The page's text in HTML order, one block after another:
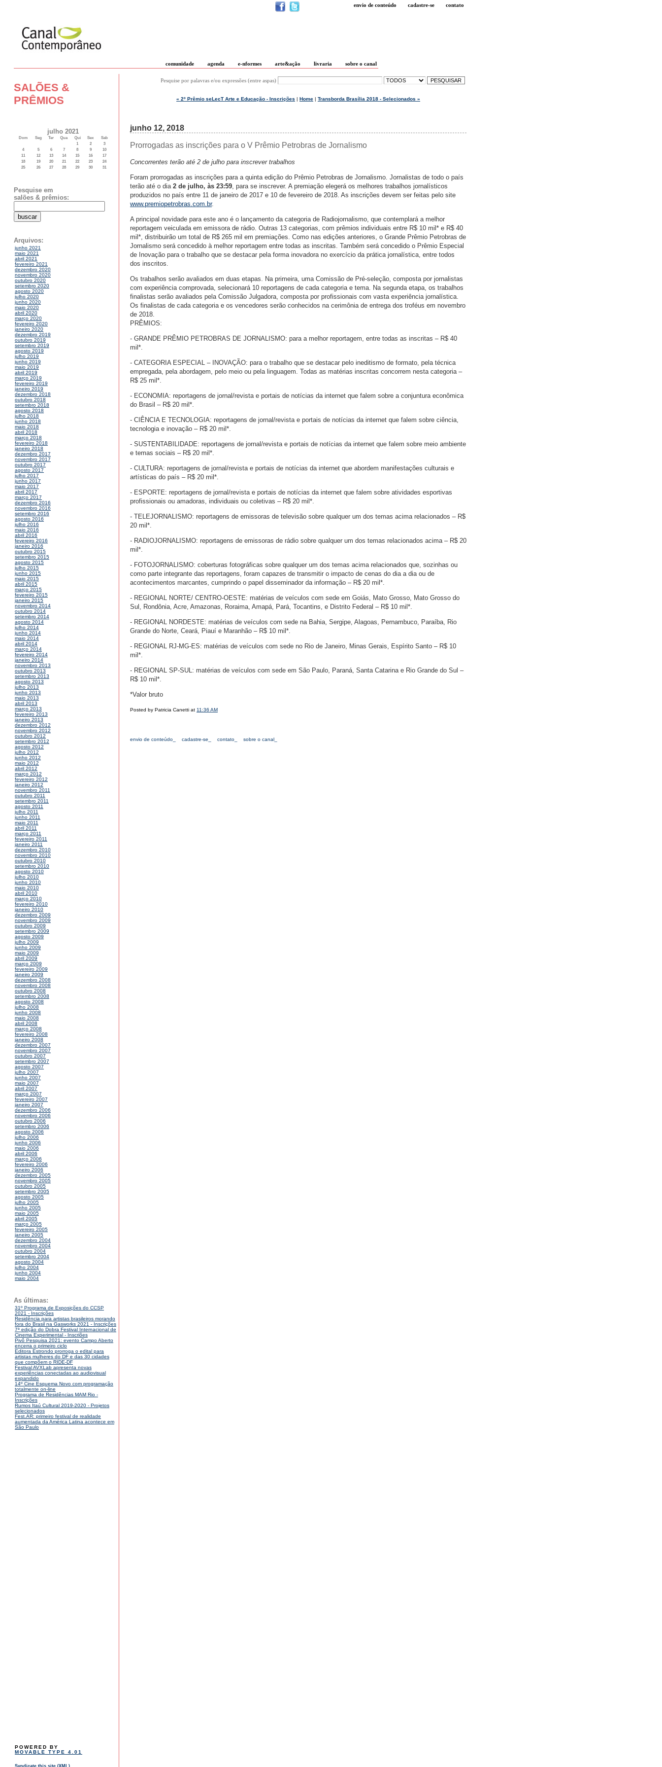
envio de conteúdo cadastre-se contato
comunidade agenda e-nformes arte&ação livraria sobre o canal
SALÕES &
PRÊMIOS
julho 2021
Dom Seg Ter Qua Qui Sex
Sab
1
2
3
4
5 6 7 8 9
10
11
12 13 14 15 16
17
18
19 20 21 22 23
24
25
26 27 28 29 30 31
Pesquise em
salões & prêmios:
Arquivos:
junho 2021
maio 2021
abril 2021
fevereiro 2021
dezembro 2020
novembro 2020
outubro 2020
setembro 2020
agosto 2020
julho 2020
junho 2020
maio 2020
abril 2020
março 2020
fevereiro 2020
janeiro 2020
dezembro 2019
outubro 2019
setembro 2019
agosto 2019
julho 2019
junho 2019
maio 2019
abril 2019
março 2019
fevereiro 2019
janeiro 2019
dezembro 2018
outubro 2018
setembro 2018
agosto 2018
julho 2018
junho 2018
maio 2018
abril 2018
março 2018
fevereiro 2018
janeiro 2018
dezembro 2017
novembro 2017
outubro 2017
agosto 2017
julho 2017
junho 2017
maio 2017
abril 2017
março 2017
dezembro 2016
novembro 2016
setembro 2016
agosto 2016
julho 2016
maio 2016
abril 2016
fevereiro 2016
janeiro 2016
outubro 2015
setembro 2015
agosto 2015
julho 2015
junho 2015
maio 2015
abril 2015
março 2015
fevereiro 2015
janeiro 2015
novembro 2014
outubro 2014
setembro 2014
agosto 2014
julho 2014
junho 2014
maio 2014
abril 2014
março 2014
fevereiro 2014
janeiro 2014
novembro 2013
outubro 2013
setembro 2013
agosto 2013
julho 2013
junho 2013
maio 2013
abril 2013
março 2013
fevereiro 2013
janeiro 2013
dezembro 2012
novembro 2012
outubro 2012
setembro 2012
agosto 2012
julho 2012
junho 2012
maio 2012
abril 2012
março 2012
fevereiro 2012
janeiro 2012
novembro 2011
outubro 2011
setembro 2011
agosto 2011
julho 2011
junho 2011
maio 2011
abril 2011
março 2011
fevereiro 2011
janeiro 2011
dezembro 2010
novembro 2010
outubro 2010
setembro 2010
agosto 2010
julho 2010
junho 2010
maio 2010
abril 2010
março 2010
fevereiro 2010
janeiro 2010
dezembro 2009
novembro 2009
outubro 2009
setembro 2009
agosto 2009
julho 2009
junho 2009
maio 2009
abril 2009
março 2009
fevereiro 2009
janeiro 2009
dezembro 2008
novembro 2008
outubro 2008
setembro 2008
agosto 2008
julho 2008
junho 2008
maio 2008
abril 2008
março 2008
fevereiro 2008
janeiro 2008
dezembro 2007
novembro 2007
outubro 2007
setembro 2007
agosto 2007
julho 2007
junho 2007
maio 2007
abril 2007
março 2007
fevereiro 2007
janeiro 2007
dezembro 2006
novembro 2006
outubro 2006
setembro 2006
agosto 2006
julho 2006
junho 2006
maio 2006
abril 2006
março 2006
fevereiro 2006
janeiro 2006
dezembro 2005
novembro 2005
outubro 2005
setembro 2005
agosto 2005
julho 2005
junho 2005
maio 2005
abril 2005
março 2005
fevereiro 2005
janeiro 2005
dezembro 2004
novembro 2004
outubro 2004
setembro 2004
agosto 2004
julho 2004
junho 2004
maio 2004
As últimas:
31º Programa de Exposições do CCSP
2021 - Inscrições
Residência para artistas brasileiros morando
fora do Brasil na Gasworks 2021 - Inscrições
7ª edição do Dobra Festival Internacional de
Cinema Experimental - Inscriões
Pivô Pesquisa 2021: evento Campo Aberto
encerra o primeiro ciclo
Editora Estrondo prorroga o edital para
artistas mulheres do DF e das 30 cidades
que compõem o RIDE-DF
Festival AVXLab apresenta novas
experiências conectadas ao audiovisual
expandido
14º Cine Esquema Novo com programação
totalmente on-line
Programa de Residências MAM Rio -
Inscrições
Rumos Itaú Cultural 2019-2020 - Projetos
selecionados
Fest.AR: primeiro festival de realidade
aumentada da América Latina acontece em
São Paulo
POWERED BY
MOVABLE TYPE 4.01
Pesquise por palavras e/ou expressões (entre aspas)
« 2º Prêmio seLecT Arte e Educação - Inscrições | Home | Transborda Brasília 2018 - Selecionados »
junho 12, 2018
Prorrogadas as inscrições para o V Prêmio Petrobras de Jornalismo
Concorrentes terão até 2 de julho para inscrever trabalhos
Foram prorrogadas as inscrições para a quinta edição do Prêmio Petrobras de Jornalismo. Jornalistas de todo o país
terão até o dia 2 de julho, às 23:59, para se inscrever. A premiação elegerá os melhores trabalhos jornalísticos
produzidos no país entre 11 de janeiro de 2017 e 10 de fevereiro de 2018. As inscrições devem ser feitas pelo site
www.premiopetrobras.com.br.
A principal novidade para este ano é o lançamento da categoria de Radiojornalismo, que contemplará a melhor
reportagem veiculada em emissora de rádio. Outras 13 categorias, com prêmios individuais entre R$ 10 mil* e R$ 40
mil*, distribuirão um total de R$ 265 mil em premiações. Como nas edições anteriores, o Grande Prêmio Petrobras de
Jornalismo será concedido à melhor reportagem entre todas as inscritas. Também será concedido o Prêmio Especial
de Inovação para o trabalho que se destacar pela forma inovadora no exercício da prática jornalística, entre todos
dos inscritos.
Os trabalhos serão avaliados em duas etapas. Na primeira, uma Comissão de Pré-seleção, composta por jornalistas
com experiência comprovada, selecionará 10 reportagens de cada categoria e tema. Na segunda etapa, os trabalhos
finalistas serão avaliados pela Comissão Julgadora, composta por profissionais com vasta experiência jornalística.
Os finalistas de cada categoria e os vencedores serão conhecidos na cerimônia de entrega dos troféus em novembro
de 2018.
PRÊMIOS:
- GRANDE PRÊMIO PETROBRAS DE JORNALISMO: para a melhor reportagem, entre todas as inscritas – R$ 40
mil*.
- CATEGORIA ESPECIAL – INOVAÇÃO: para o trabalho que se destacar pelo ineditismo de formato, pela técnica
empregada, pela abordagem, pelo meio ou pela linguagem. Todas as matérias inscritas concorrem nesta categoria –
R$ 25 mil*.
- ECONOMIA: reportagens de jornal/revista e portais de notícias da internet que falem sobre a conjuntura econômica
do Brasil – R$ 20 mil*.
- CIÊNCIA E TECNOLOGIA: reportagens de jornal/revista e portais de notícias da internet que falem sobre ciência,
tecnologia e inovação – R$ 20 mil*.
- SUSTENTABILIDADE: reportagens de jornal/revista e portais de notícias da internet que falem sobre meio ambiente
e temas sociais – R$ 20 mil*.
- CULTURA: reportagens de jornal/revista e portais de notícias da internet que abordem manifestações culturais e
artísticas do país – R$ 20 mil*.
- ESPORTE: reportagens de jornal/revista e portais de notícias da internet que falem sobre atividades esportivas
profissionais ou amadoras, individuais ou coletivas – R$ 20 mil*.
- TELEJORNALISMO: reportagens de emissoras de televisão sobre qualquer um dos temas acima relacionados – R$
20 mil*.
- RADIOJORNALISMO: reportagens de emissoras de rádio sobre qualquer um dos temas relacionados acima – R$ 20
mil*.
- FOTOJORNALISMO: coberturas fotográficas sobre qualquer um dos temas acima relacionados que, sozinhas ou
como parte integrante das reportagens, foram capazes de transmitir o impacto de cenas do dia a dia ou de
acontecimentos marcantes, cumprindo o papel disseminador da informação – R$ 20 mil*.
- REGIONAL NORTE/ CENTRO-OESTE: matérias de veículos com sede em Goiás, Mato Grosso, Mato Grosso do
Sul, Rondônia, Acre, Amazonas, Roraima, Amapá, Pará, Tocantins, e Distrito Federal – R$ 10 mil*.
- REGIONAL NORDESTE: matérias de veículos com sede na Bahia, Sergipe, Alagoas, Pernambuco, Paraíba, Rio
Grande do Norte, Ceará, Piauí e Maranhão – R$ 10 mil*.
- REGIONAL RJ-MG-ES: matérias de veículos com sede no Rio de Janeiro, Minas Gerais, Espírito Santo – R$ 10
mil*.
- REGIONAL SP-SUL: matérias de veículos com sede em São Paulo, Paraná, Santa Catarina e Rio Grande do Sul –
R$ 10 mil*.
*Valor bruto
Posted by Patricia Canetti at 11:36 AM
envio de conteúdo_ cadastre-se_ contato_ sobre o canal_